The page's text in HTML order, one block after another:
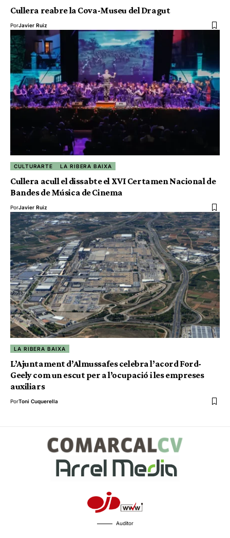
Cullera reabre la Cova-Museu del Dragut
PorJavier Ruiz
CULTURARTE LA RIBERA BAIXA
Cullera acull el dissabte el XVI Certamen Nacional de
Bandes de Música de Cinema
PorJavier Ruiz
LA RIBERA BAIXA
L’Ajuntament d’Almussafes celebra l’acord Ford-
Geely com un escut per a l’ocupació i les empreses
auxiliars
PorToni Cuquerella
Auditor